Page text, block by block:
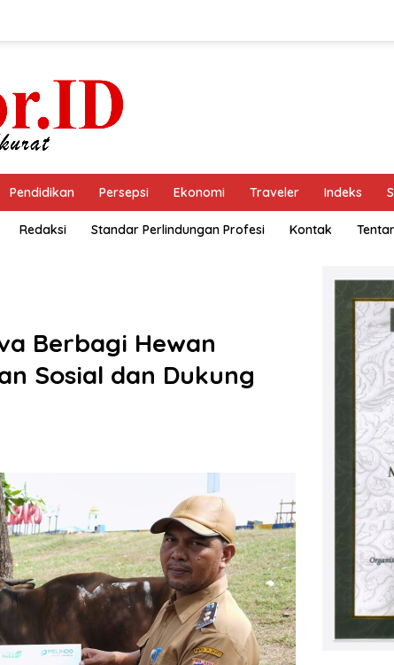
Pendidikan Persepsi Ekonomi Traveler Indeks
Redaksi Standar Perlindungan Profesi Kontak
Berbagi Hewan
Sosial dan Dukung